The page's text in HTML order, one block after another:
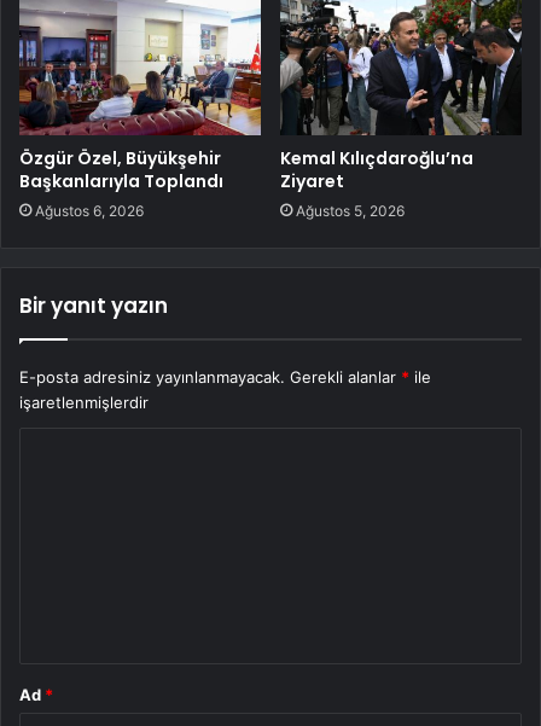
Özgür Özel, Büyükşehir
Başkanlarıyla Toplandı
Ağustos 6, 2026
Kemal Kılıçdaroğlu’na
Ziyaret
Ağustos 5, 2026
Bir yanıt yazın
E-posta adresiniz yayınlanmayacak. Gerekli alanlar * ile
işaretlenmişlerdir
Ad *